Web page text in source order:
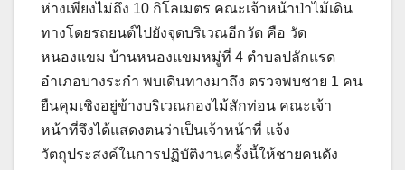
ห่างเพียงไม่ถึง 10 กิโลเมตร คณะเจ้าหน้าป่าไม้เดิน
ทางโดยรถยนต์ไปยังจุดบริเวณอีกวัด คือ วัด
หนองแขม บ้านหนองแขมหมู่ที่ 4 ตำบลปลักแรด
อำเภอบางระกำ พบเดินทางมาถึง ตรวจพบชาย 1 คน
ยืนคุมเชิงอยู่ข้างบริเวณกองไม้สักท่อน คณะเจ้า
หน้าที่จึงได้แสดงตนว่าเป็นเจ้าหน้าที่ แจ้ง
วัตถุประสงค์ในการปฏิบัติงานครั้งนี้ให้ชายคนดัง